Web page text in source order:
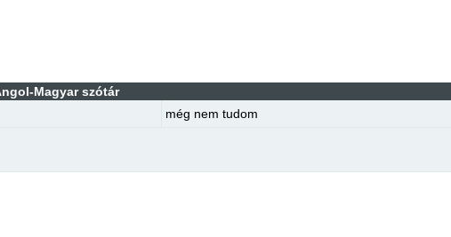
Magyar szótár
még nem tudom